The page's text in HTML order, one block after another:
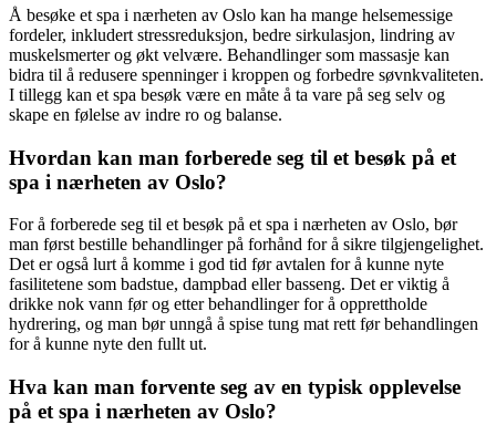
Å besøke et spa i nærheten av Oslo kan ha mange helsemessige
fordeler, inkludert stressreduksjon, bedre sirkulasjon, lindring av
muskelsmerter og økt velvære. Behandlinger som massasje kan
bidra til å redusere spenninger i kroppen og forbedre søvnkvaliteten.
I tillegg kan et spa besøk være en måte å ta vare på seg selv og
skape en følelse av indre ro og balanse.
Hvordan kan man forberede seg til et besøk på et
spa i nærheten av Oslo?
For å forberede seg til et besøk på et spa i nærheten av Oslo, bør
man først bestille behandlinger på forhånd for å sikre tilgjengelighet.
Det er også lurt å komme i god tid før avtalen for å kunne nyte
fasilitetene som badstue, dampbad eller basseng. Det er viktig å
drikke nok vann før og etter behandlinger for å opprettholde
hydrering, og man bør unngå å spise tung mat rett før behandlingen
for å kunne nyte den fullt ut.
Hva kan man forvente seg av en typisk opplevelse
på et spa i nærheten av Oslo?